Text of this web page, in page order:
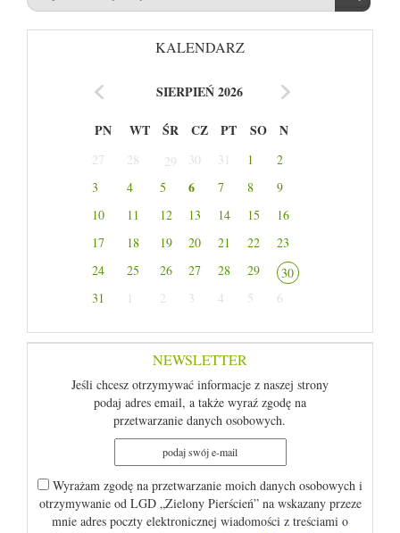
KALENDARZ
SIERPIEŃ 2026
PN WT ŚR CZ PT SO N
27 28 29 30 31 1
2
3
4 5 6 7 8
9
10
11 12 13 14 15
16
17
18 19 20 21 22
23
24
25 26 27 28 29
30
31
1 2 3 4 5 6
NEWSLETTER
Jeśli chcesz otrzymywać informacje z naszej strony
podaj adres email, a także wyraź zgodę na
przetwarzanie danych osobowych.
Wyrażam zgodę na przetwarzanie moich danych osobowych i
otrzymywanie od LGD „Zielony Pierścień” na wskazany przeze
mnie adres poczty elektronicznej wiadomości z treściami o